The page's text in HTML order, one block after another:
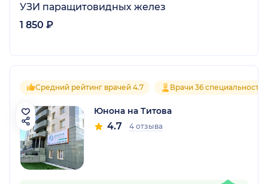
УЗИ паращитовидных желез
1 850 ₽
Средний рейтинг врачей 4.7 Врачи 36 специальностей
Юнона на Титова
4.7 4 отзыва